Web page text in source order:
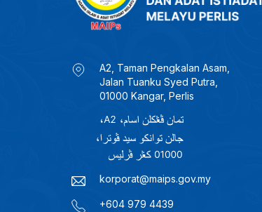
A2, Taman Pengkalan Asam,
Jalan Tuanku Syed Putra,
01000 Kangar, Perlis
korporat@maips.gov.my
+604 979 4439